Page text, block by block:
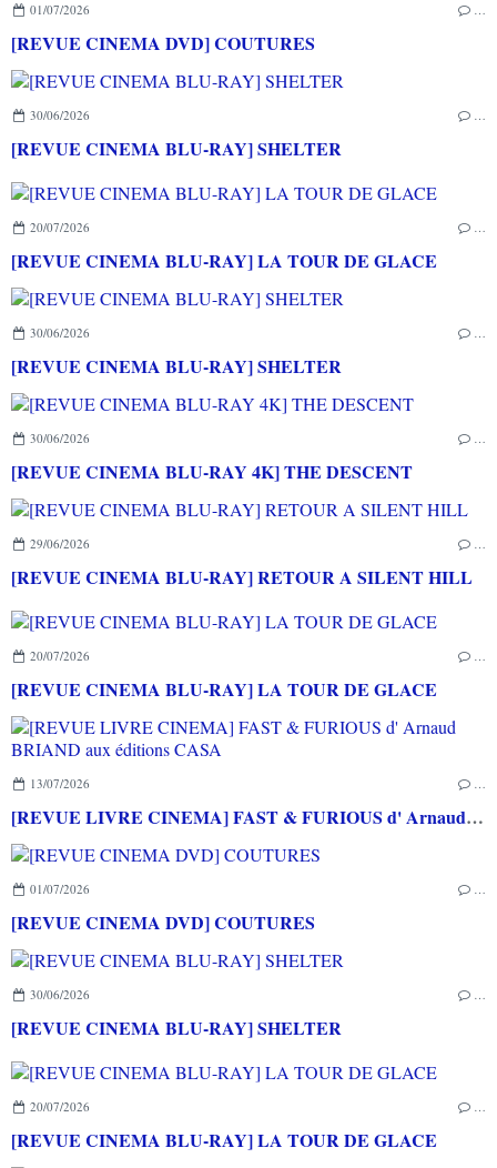
01/07/2026 …
[REVUE CINEMA DVD] COUTURES
30/06/2026 …
[REVUE CINEMA BLU-RAY] SHELTER
20/07/2026 …
[REVUE CINEMA BLU-RAY] LA TOUR DE GLACE
30/06/2026 …
[REVUE CINEMA BLU-RAY] SHELTER
30/06/2026 …
[REVUE CINEMA BLU-RAY 4K] THE DESCENT
29/06/2026 …
[REVUE CINEMA BLU-RAY] RETOUR A SILENT HILL
20/07/2026 …
[REVUE CINEMA BLU-RAY] LA TOUR DE GLACE
13/07/2026 …
[REVUE LIVRE CINEMA] FAST & FURIOUS d' Arnaud BRIAND aux éditions CASA
01/07/2026 …
[REVUE CINEMA DVD] COUTURES
30/06/2026 …
[REVUE CINEMA BLU-RAY] SHELTER
20/07/2026 …
[REVUE CINEMA BLU-RAY] LA TOUR DE GLACE